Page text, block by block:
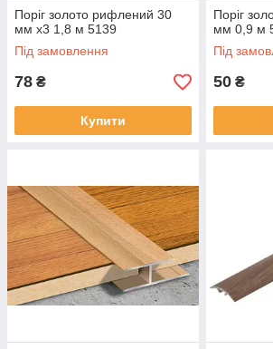
Поріг золото рифлений 30
мм х3 1,8 м 5139
Під замовлення
78 ₴
Купити
Поріг
мм 0,9 м
Під
50 ₴